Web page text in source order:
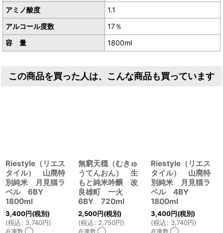
アミノ酸度
1.1
アルコール度数
17％
容 量
1800ml
この商品を買った人は、こんな商品も買っています
Riestyle（リエス
タイル） 山廃特
別純米 月見猫ラ
ベル 6BY
1800ml
3,400円(税別)
(税込: 3,740円)
在庫数 ◯
無窮天穏（むきゅ
うてんおん） 生
もと純米吟醸 改
良雄町 一火
6BY 720ml
2,500円(税別)
(税込: 2,750円)
在庫数 ◯
Riestyle（リエス
タイル） 山廃特
別純米 月見猫ラ
ベル 4BY
1800ml
3,400円(税別)
(税込: 3,740円)
在庫数 ◯